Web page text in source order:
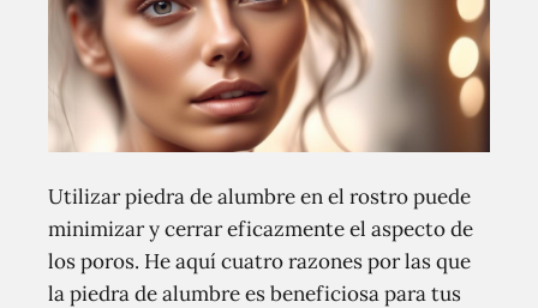
Utilizar piedra de alumbre en el rostro puede
minimizar y cerrar eficazmente el aspecto de
los poros. He aquí cuatro razones por las que
la piedra de alumbre es beneficiosa para tus